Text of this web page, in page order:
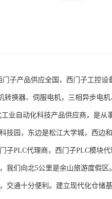
品供应全国，西门子工控设备
转换器、伺服电机，三相异步电
业自动化科技产品供应商，是
技园，东边是松江大学城，西边
子PLC代理商，西门子PLC模块
我们向北5公里是余山旅游度假
交通十分便利。建立现代化仓储